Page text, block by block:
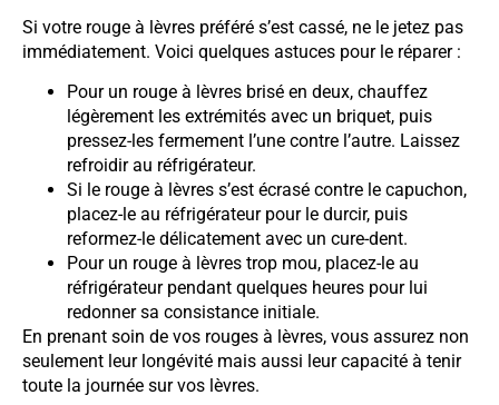
Si votre rouge à lèvres préféré s’est cassé, ne le jetez pas
immédiatement. Voici quelques astuces pour le réparer :
Pour un rouge à lèvres brisé en deux, chauffez
légèrement les extrémités avec un briquet, puis
pressez-les fermement l’une contre l’autre. Laissez
refroidir au réfrigérateur.
Si le rouge à lèvres s’est écrasé contre le capuchon,
placez-le au réfrigérateur pour le durcir, puis
reformez-le délicatement avec un cure-dent.
Pour un rouge à lèvres trop mou, placez-le au
réfrigérateur pendant quelques heures pour lui
redonner sa consistance initiale.
En prenant soin de vos rouges à lèvres, vous assurez non
seulement leur longévité mais aussi leur capacité à tenir
toute la journée sur vos lèvres.